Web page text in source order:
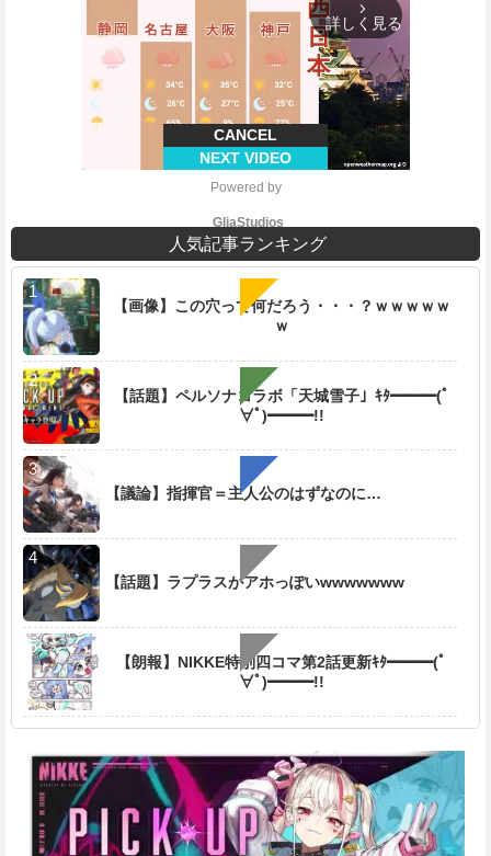
arrow_forward_ios
詳しく見る
CANCEL
NEXT VIDEO
e
Powered by
GliaStudios
人気記事ランキング
【画像】この穴って何だろう・・・？ｗｗｗｗｗ
ｗ
【話題】ペルソナコラボ「天城雪子」ｷﾀ━━━(ﾟ
∀ﾟ)━━━!!
【議論】指揮官＝主人公のはずなのに…
【話題】ラプラスがアホっぽいwwwwwww
【朗報】NIKKE特別四コマ第2話更新ｷﾀ━━━(ﾟ
∀ﾟ)━━━!!